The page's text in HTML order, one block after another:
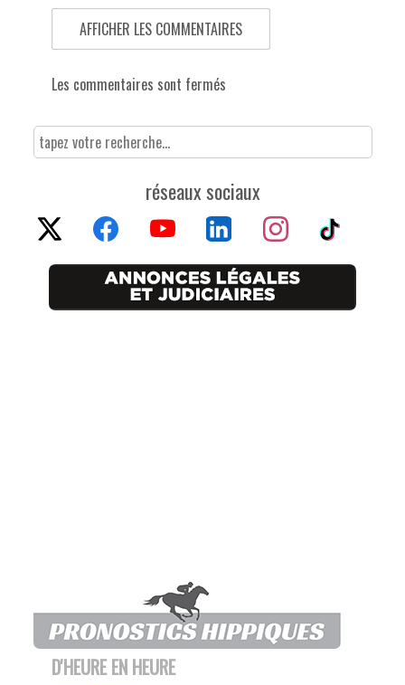
AFFICHER LES COMMENTAIRES
Les commentaires sont fermés
réseaux sociaux
D'HEURE EN HEURE